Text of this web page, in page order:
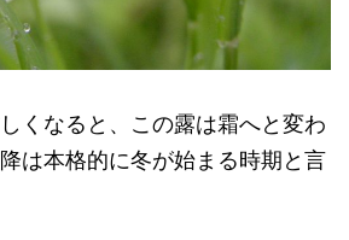
くなると、この露は霜へと変わ
は本格的に冬が始まる時期と言